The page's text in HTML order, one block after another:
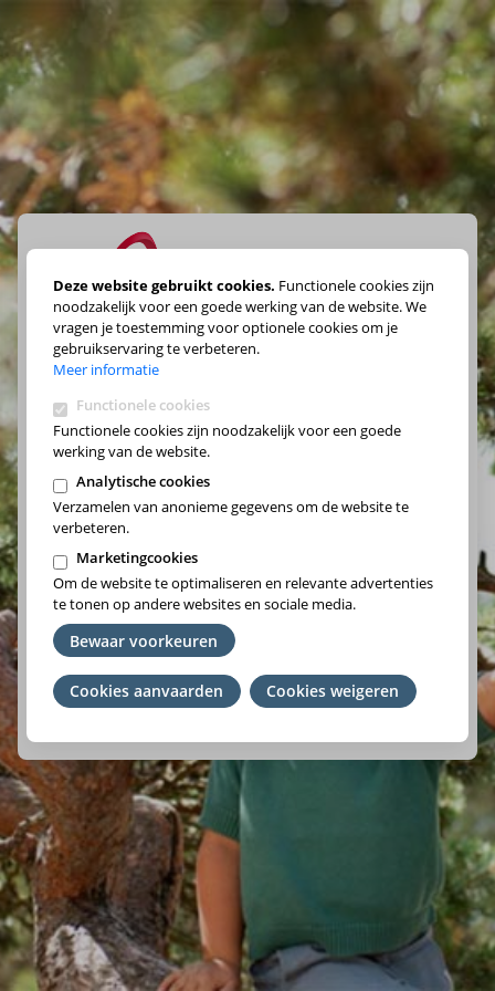
Maak je keuze
Vlaams-Brabant/Brussel
Wallonie
We raden je aan om het ziekenfonds te kiezen waar je lid
van bent. Ben je geen lid? Kies de regio waar je woont.
Deze website gebruikt cookies. Functionele cookies zijn
noodzakelijk voor een goede werking van de website. We
vragen je toestemming voor optionele cookies om je
gebruikservaring te verbeteren.
Meer informatie
Functionele cookies
Functionele cookies zijn noodzakelijk voor een goede
werking van de website.
Analytische cookies
Verzamelen van anonieme gegevens om de website te
verbeteren.
Marketingcookies
Om de website te optimaliseren en relevante advertenties
te tonen op andere websites en sociale media.
Bewaar voorkeuren
Cookies weigeren
Cookies aanvaarden
Je
toestemming
intrekken